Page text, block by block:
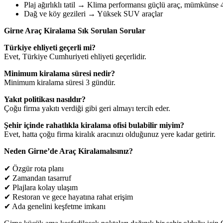
Plaj ağırlıklı tatil → Klima performansı güçlü araç, mümkünse
Dağ ve köy gezileri → Yüksek SUV araçlar
Girne Araç Kiralama Sık Sorulan Sorular
Türkiye ehliyeti geçerli mi?
Evet, Türkiye Cumhuriyeti ehliyeti geçerlidir.
Minimum kiralama süresi nedir?
Minimum kiralama süresi 3 gündür.
Yakıt politikası nasıldır?
Çoğu firma yakıtı verdiği gibi geri almayı tercih eder.
Şehir içinde rahatlıkla kiralama ofisi bulabilir miyim?
Evet, hatta çoğu firma kiralık aracınızı olduğunuz yere kadar getirir.
Neden Girne’de Araç Kiralamalısınız?
✔ Özgür rota planı
✔ Zamandan tasarruf
✔ Plajlara kolay ulaşım
✔ Restoran ve gece hayatına rahat erişim
✔ Ada genelini keşfetme imkanı